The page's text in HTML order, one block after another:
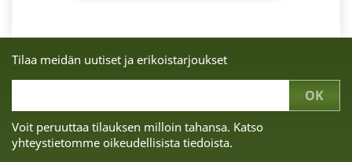
Tilaa meidän uutiset ja erikoistarjoukset
Voit peruuttaa tilauksen milloin tahansa. Katso
yhteystietomme oikeudellisista tiedoista.